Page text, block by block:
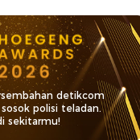
detikcom
sosok polisi teladan.
sekitarmu!